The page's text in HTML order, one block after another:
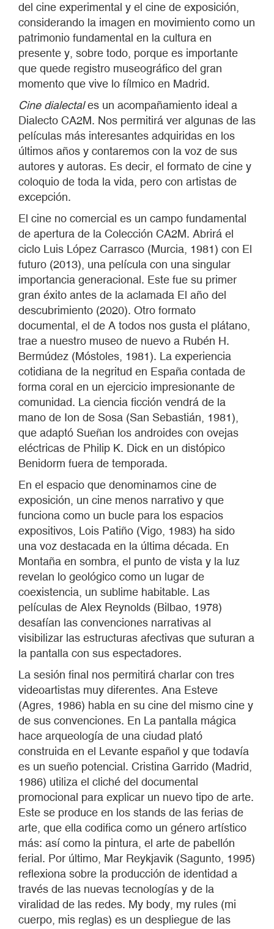
del cine experimental y el cine de exposición,
considerando la imagen en movimiento como un
patrimonio fundamental en la cultura en
presente y, sobre todo, porque es importante
que quede registro museográfico del gran
momento que vive lo fílmico en Madrid.
Cine dialectales un acompañamiento ideal a
Dialecto CA2M. Nos permitirá ver algunas de las
películas más interesantes adquiridas en los
últimos años y contaremos con la voz de sus
autores y autoras. Es decir, el formato de cine y
coloquio de toda la vida, pero con artistas de
excepción.
El cine no comercial es un campo fundamental
de apertura de la Colección CA2M. Abrirá el
ciclo Luis López Carrasco (Murcia, 1981) con El
futuro (2013), una película con una singular
importancia generacional. Este fue su primer
gran éxito antes de la aclamada El año del
descubrimiento (2020). Otro formato
documental, el de A todos nos gusta el plátano,
trae a nuestro museo de nuevo a Rubén H.
Bermúdez (Móstoles, 1981). La experiencia
cotidiana de la negritud en España contada de
forma coral en un ejercicio impresionante de
comunidad. La ciencia ficción vendrá de la
mano de Ion de Sosa (San Sebastián, 1981),
que adaptó Sueñan los androides con ovejas
eléctricas de Philip K. Dick en un distópico
Benidorm fuera de temporada.
En el espacio que denominamos cine de
exposición, un cine menos narrativo y que
funciona como un bucle para los espacios
expositivos, Lois Patiño (Vigo, 1983) ha sido
una voz destacada en la última década. En
Montaña en sombra, el punto de vista y la luz
revelan lo geológico como un lugar de
coexistencia, un sublime habitable. Las
películas de Alex Reynolds (Bilbao, 1978)
desafían las convenciones narrativas al
visibilizar las estructuras afectivas que suturan a
la pantalla con sus espectadores.
La sesión final nos permitirá charlar con tres
videoartistas muy diferentes. Ana Esteve
(Agres, 1986) habla en su cine del mismo cine y
de sus convenciones. En La pantalla mágica
hace arqueología de una ciudad plató
construida en el Levante español y que todavía
es un sueño potencial. Cristina Garrido (Madrid,
1986) utiliza el cliché del documental
promocional para explicar un nuevo tipo de arte.
Este se produce en los stands de las ferias de
arte, que ella codifica como un género artístico
más: así como la pintura, el arte de pabellón
ferial. Por último, Mar Reykjavik (Sagunto, 1995)
reflexiona sobre la producción de identidad a
través de las nuevas tecnologías y de la
viralidad de las redes. My body, my rules (mi
cuerpo, mis reglas) es un despliegue de las